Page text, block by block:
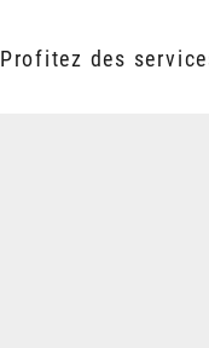
Profitez des